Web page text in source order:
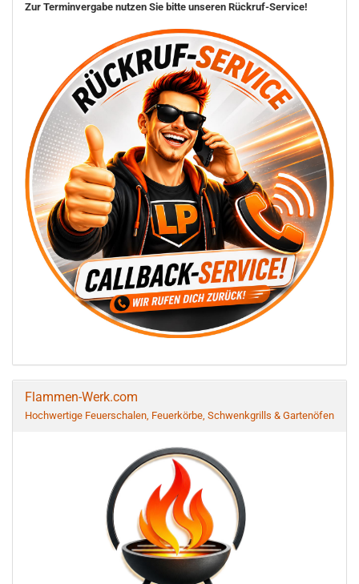
Zur Terminvergabe nutzen Sie bitte unseren Rückruf-Service!
Flammen-Werk.com
Hochwertige Feuerschalen, Feuerkörbe, Schwenkgrills & Gartenöfen